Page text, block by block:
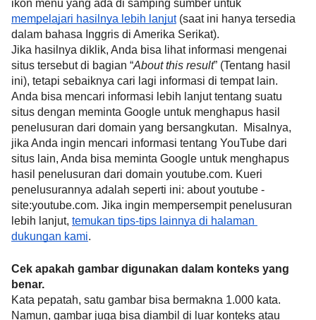
mempelajari hasilnya lebih lanjut (saat ini hanya tersedia
dalam bahasa Inggris di Amerika Serikat).
Jika hasilnya diklik, Anda bisa lihat informasi mengenai
situs tersebut di bagian “About this result” (Tentang hasil
ini), tetapi sebaiknya cari lagi informasi di tempat lain.
Anda bisa mencari informasi lebih lanjut tentang suatu
situs dengan meminta Google untuk menghapus hasil
penelusuran dari domain yang bersangkutan.  Misalnya,
jika Anda ingin mencari informasi tentang YouTube dari
situs lain, Anda bisa meminta Google untuk menghapus
hasil penelusuran dari domain youtube.com. Kueri
penelusurannya adalah seperti ini: about youtube -
site:youtube.com. Jika ingin mempersempit penelusuran
lebih lanjut, temukan tips-tips lainnya di halaman
dukungan kami.
Cek apakah gambar digunakan dalam konteks yang
benar.
Kata pepatah, satu gambar bisa bermakna 1.000 kata.
Namun, gambar juga bisa diambil di luar konteks atau